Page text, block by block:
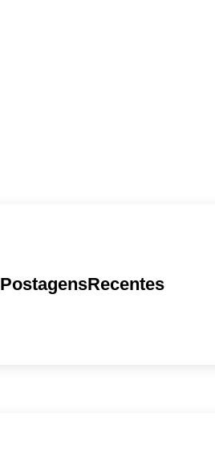
PostagensRecentes